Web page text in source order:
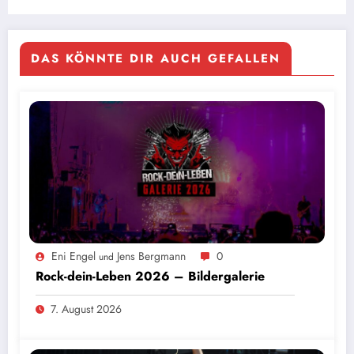
DAS KÖNNTE DIR AUCH GEFALLEN
Eni Engel und Jens Bergmann 0
Rock-dein-Leben 2026 – Bildergalerie
7. August 2026